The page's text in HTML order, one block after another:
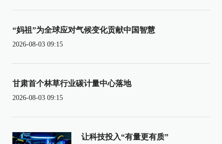
“妈祖”为全球应对气候变化贡献中国智慧
2026-08-03 09:15
甘肃首个林草行业碳计量中心落地
2026-08-03 09:15
让科技投入“有量更有质”